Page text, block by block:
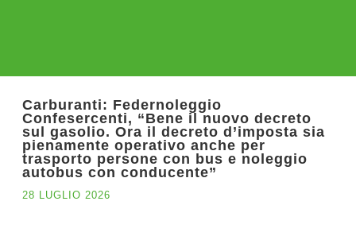
Carburanti: Federnoleggio
Confesercenti, “Bene il nuovo decreto
sul gasolio. Ora il decreto d’imposta sia
pienamente operativo anche per
trasporto persone con bus e noleggio
autobus con conducente”
28 LUGLIO 2026